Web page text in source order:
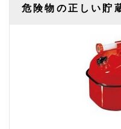
危険物の正しい貯